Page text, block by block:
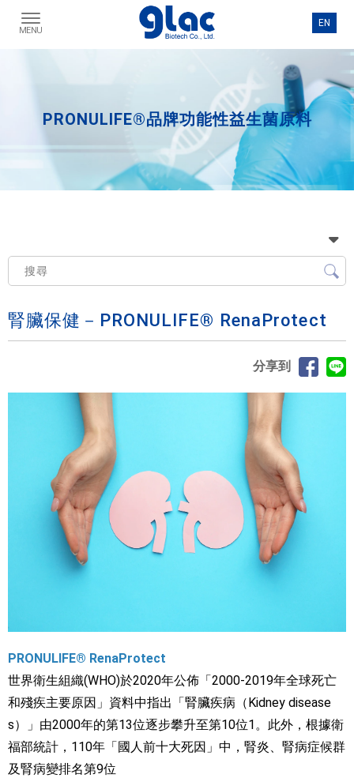
PRONULIFE®品牌功能性益生菌原料
腎臟保健－PRONULIFE® RenaProtect
分享到
PRONULIFE® RenaProtect
世界衛生組織(WHO)於2020年公佈「2000-2019年全球死亡
和殘疾主要原因」資料中指出「腎臟疾病（Kidney disease
s）」由2000年的第13位逐步攀升至第10位1。此外，根據衛
福部統計，110年「國人前十大死因」中，腎炎、腎病症候群
及腎病變排名第9位